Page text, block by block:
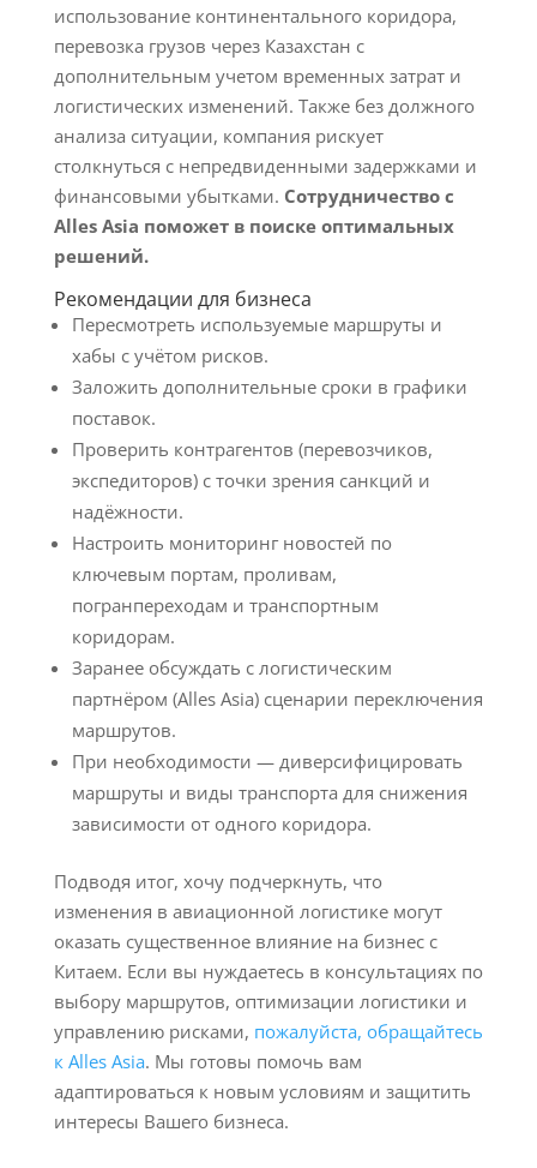
использование континентального коридора,
перевозка грузов через Казахстан с
дополнительным учетом временных затрат и
логистических изменений. Также без должного
анализа ситуации, компания рискует
столкнуться с непредвиденными задержками и
финансовыми убытками. Сотрудничество с
Alles Asia поможет в поиске оптимальных
решений.
Рекомендации для бизнеса
Пересмотреть используемые маршруты и
хабы с учётом рисков.
Заложить дополнительные сроки в графики
поставок.
Проверить контрагентов (перевозчиков,
экспедиторов) с точки зрения санкций и
надёжности.
Настроить мониторинг новостей по
ключевым портам, проливам,
погранпереходам и транспортным
коридорам.
Заранее обсуждать с логистическим
партнёром (Alles Asia) сценарии переключения
маршрутов.
При необходимости — диверсифицировать
маршруты и виды транспорта для снижения
зависимости от одного коридора.
Подводя итог, хочу подчеркнуть, что
изменения в авиационной логистике могут
оказать существенное влияние на бизнес с
Китаем. Если вы нуждаетесь в консультациях по
выбору маршрутов, оптимизации логистики и
управлению рисками, пожалуйста, обращайтесь
к Alles Asia. Мы готовы помочь вам
адаптироваться к новым условиям и защитить
интересы Вашего бизнеса.